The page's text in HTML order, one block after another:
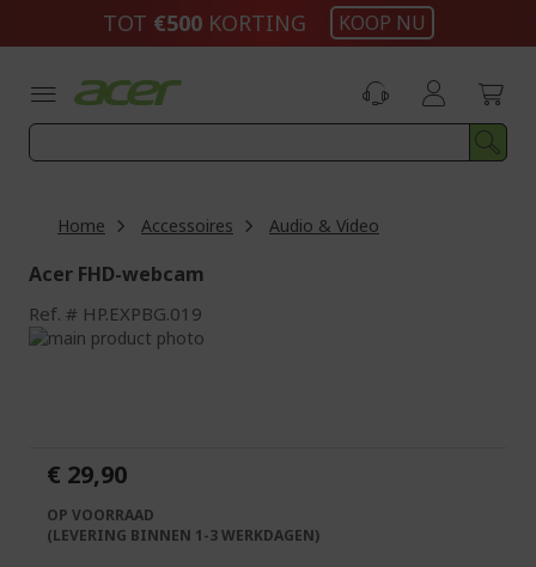
inhoud
TOT €500​KORTING KOOP NU
Home Accessoires Audio & Video
Acer FHD-webcam
Ref. HP.EXPBG.019
Ga
afbeeldingen-
gallerij
afbeeldingen-
gallerij
€ 29,90
OP VOORRAAD
(LEVERING BINNEN 1-3 WERKDAGEN)